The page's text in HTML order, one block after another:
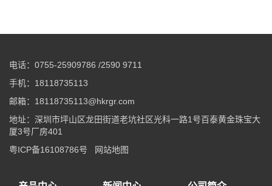
电话：0755-25909786 /2590 9711
手机：18118735113
邮箱：18118735113@hkrgr.com
地址：深圳市坪山区龙田街道老坑社区光科一路1号百泰黄金珠宝大
厦3号厂房401
粤ICP备16108786号
网站地图